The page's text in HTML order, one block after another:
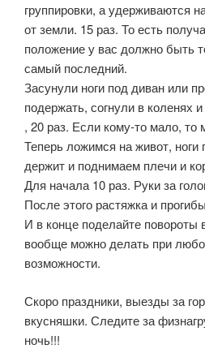
группировки, а удерживаются
от земли. 15 раз. То есть
положение у вас должно быть
самый последний.
Засунули ноги под диван или
подержать, согнули в коленях
, 20 раз. Если кому-то мало,
Теперь ложимся на живот, ноги
держит и поднимаем плечи и
Для начала 10 раз. Руки за
После этого растяжка и
И в конце поделайте повороты
вообще можно делать при
возможности.
Скоро праздники, выезды за
вкусняшки. Следите за
ночь!!!